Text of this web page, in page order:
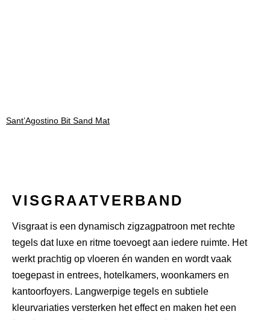
Sant’Agostino Bit Sand Mat
VISGRAATVERBAND
Visgraat is een dynamisch zigzagpatroon met rechte
tegels dat luxe en ritme toevoegt aan iedere ruimte. Het
werkt prachtig op vloeren én wanden en wordt vaak
toegepast in entrees, hotelkamers, woonkamers en
kantoorfoyers. Langwerpige tegels en subtiele
kleurvariaties versterken het effect en maken het een